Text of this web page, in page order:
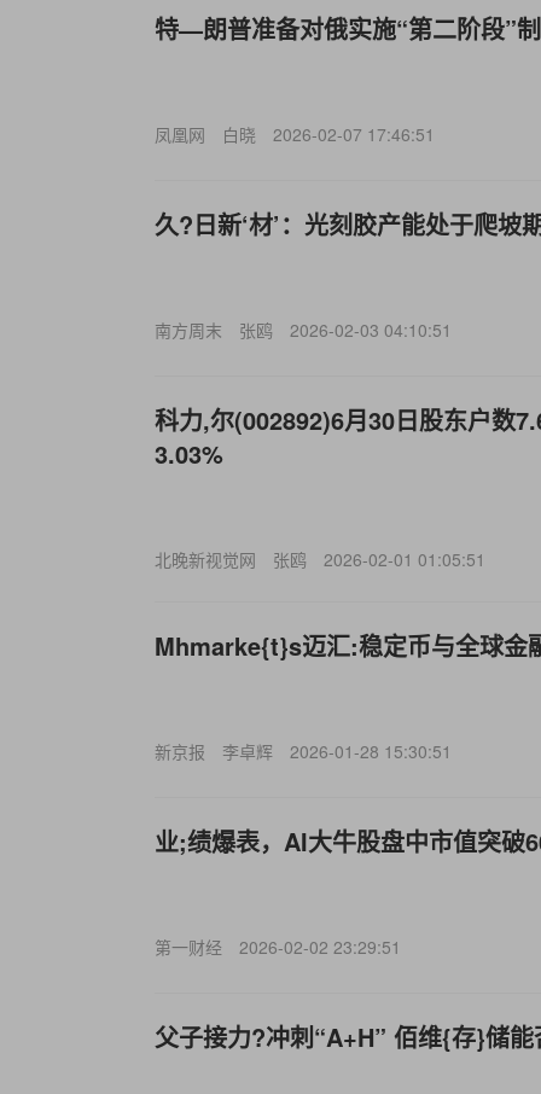
特—朗普准备对俄实施“第二阶段”
凤凰网 白晓 2026-02-07 17:46:51
久?日新‘材’：光刻胶产能处于爬坡
南方周末 张鸥 2026-02-03 04:10:51
科力,尔(002892)6月30日股东户数
3.03%
北晚新视觉网 张鸥 2026-02-01 01:05:51
Mhmarke{t}s迈汇:稳定币与全球金
新京报 李卓辉 2026-01-28 15:30:51
业;绩爆表，AI大牛股盘中市值突破
第一财经 2026-02-02 23:29:51
父子接力?冲刺“A+H” 佰维{存}储